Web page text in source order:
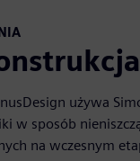
używa
w sposób
na wczesnym